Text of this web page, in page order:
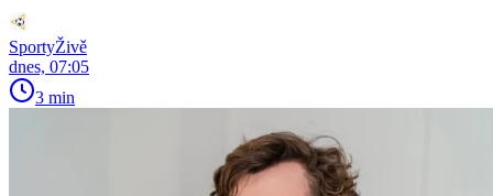
SportyŽivě
dnes, 07:05
3 min